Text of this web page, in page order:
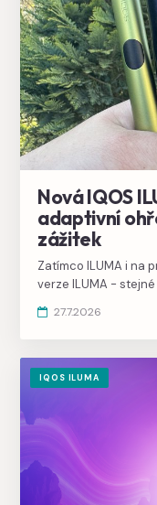
Nová IQOS
adaptivní
zážitek
Zatímco ILUMA i na
verze ILUMA - stejné
větší posun: zařízení
IQOS, který
spíš u smartphonu
tabákového produktu.
27.7.2026
IQOS ILUMA